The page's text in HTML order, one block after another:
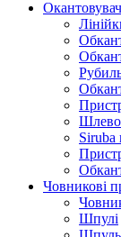
Siruba
Човникові
Шпулі